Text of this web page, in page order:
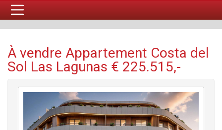
À vendre Appartement Costa del
Sol Las Lagunas € 225.515,-